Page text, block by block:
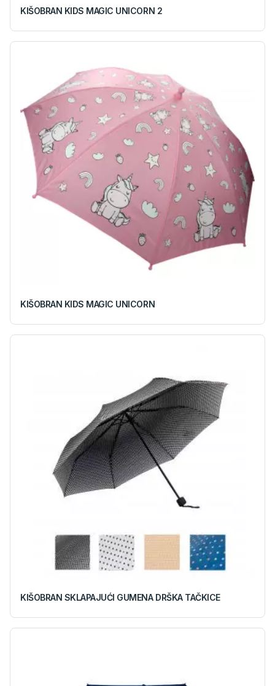
KIŠOBRAN KIDS MAGIC UNICORN 2
KIŠOBRAN KIDS MAGIC UNICORN
KIŠOBRAN SKLAPAJUĆI GUMENA DRŠKA TAČKICE